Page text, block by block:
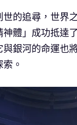
的追尋，世界
體」成功抵達
銀河的命運也
。